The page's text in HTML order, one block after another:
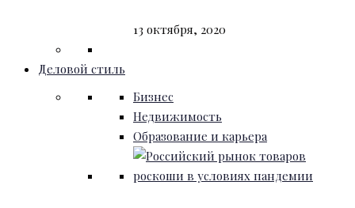
13 октября, 2020
Деловой стиль
Бизнес
Недвижимость
Образование и карьера